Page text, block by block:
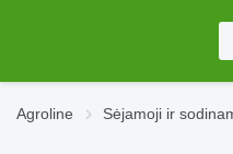
Agroline Sėjamoji ir